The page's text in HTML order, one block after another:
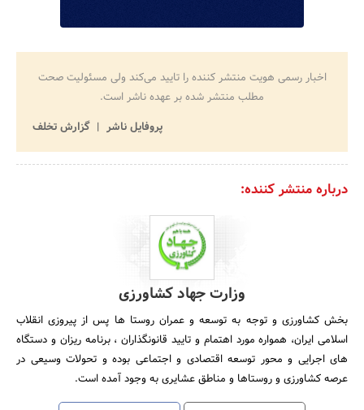
اخبار رسمی هویت منتشر کننده را تایید می‌کند ولی مسئولیت صحت
مطلب منتشر شده بر عهده ناشر است.
پروفایل ناشر
گزارش تخلف
درباره منتشر کننده:
وزارت جهاد کشاورزی
بخش کشاورزی و توجه به توسعه و عمران روستا ها پس از پیروزی انقلاب
اسلامی ایران، همواره مورد اهتمام و تایید قانونگذاران ، برنامه ریزان و دستگاه
های اجرایی و محور توسعه اقتصادی و اجتماعی بوده و تحولات وسیعی در
عرصه کشاورزی و روستاها و مناطق عشایری به وجود آمده است.